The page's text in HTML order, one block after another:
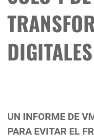
UN INFORME DE
PARA EVITAR EL